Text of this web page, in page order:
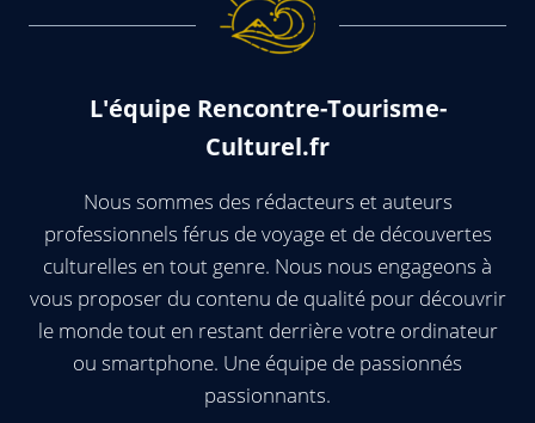
L'équipe Rencontre-Tourisme-
Culturel.fr
Nous sommes des rédacteurs et auteurs
professionnels férus de voyage et de découvertes
culturelles en tout genre. Nous nous engageons à
vous proposer du contenu de qualité pour découvrir
le monde tout en restant derrière votre ordinateur
ou smartphone. Une équipe de passionnés
passionnants.